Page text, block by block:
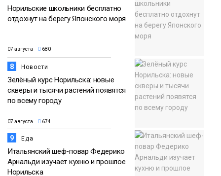
Норильские школьники бесплатно
отдохнут на берегу Японского моря
07 августа 680
8 Новости
Зелёный курс Норильска: новые
скверы и тысячи растений появятся
по всему городу
07 августа 674
9 Еда
Итальянский шеф-повар Федерико
Арнальди изучает кухню и прошлое
Норильска